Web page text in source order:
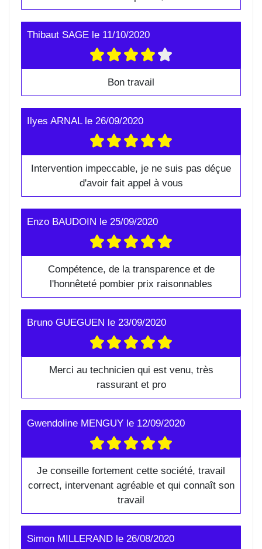
Thibaut SAGE le 11/10/2020
Bon travail
Ilyes ARNALle 26/09/2020
Intervention impeccable, je ne suis pas déçue
d'avoir fait appel à vous
Enzo BAUDOIN le 25/09/2020
Compétence, de la transparence et de
l'honnêteté pombier prix raisonnables
Bruno GUEGUEN le 23/09/2020
Merci au technicien qui est venu, très
rassurant et pro
Gwendoline MENGUY le 12/09/2020
Je conseille fortement cette société, travail
correct, intervenant agréable et qui connaît son
travail
Simon MILLERAND le 26/08/2020